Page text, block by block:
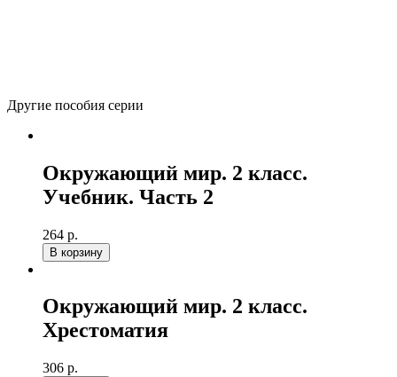
Другие пособия серии
Окружающий мир. 2 класс.
Учебник. Часть 2
264 р.
В корзину
Окружающий мир. 2 класс.
Хрестоматия
306 р.